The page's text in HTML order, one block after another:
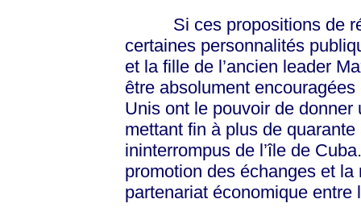
Si ces propositions de
certaines personnalités
et la fille de l’ancien leader
être absolument
Unis ont le pouvoir de
mettant fin à plus de
ininterrompus de l’île de
promotion des échanges et la
partenariat économique